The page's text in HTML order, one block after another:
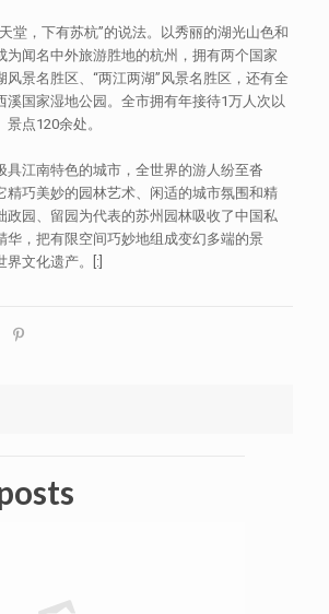
堂，下有苏杭”的说法。以秀丽的湖光山色和
为闻名中外旅游胜地的杭州，拥有两个国家
风景名胜区、“两江两湖”风景名胜区，还有全
溪国家湿地公园。全市拥有年接待1万人次以
点120余处。
具江南特色的城市，全世界的游人纷至沓
精巧美妙的园林艺术、闲适的城市氛围和精
政园、留园为代表的苏州园林吸收了中国私
华，把有限空间巧妙地组成变幻多端的景
界文化遗产。[:]